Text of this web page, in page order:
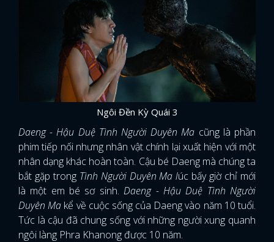
Ngôi Đền Kỳ Quái 3
Daeng - Hậu Duệ Tình Người Duyên Ma cũng là phần
phim tiếp nối nhưng nhân vật chính lại xuất hiện với một
nhân dạng khác hoàn toàn. Cậu bé Daeng mà chúng ta
bắt gặp trong Tình Người Duyên Ma lúc bấy giờ chỉ mới
là một em bé sơ sinh.Daeng - Hậu Duệ Tình Người
Duyên Ma kể về cuộc sống của Daeng vào năm 10 tuổi.
Tức là cậu đã chung sống với những người xung quanh
ngôi làng Phra Khanong được 10 năm.